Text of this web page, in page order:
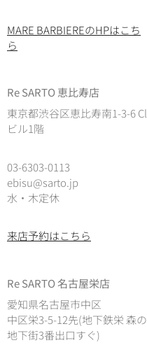
MARE BARBIEREのHPはこち
ら
Re SARTO 恵比寿店
東京都渋谷区恵比寿南1-3-6 Cl
ビル1階
03-6303-0113
ebisu@sarto.jp
水・木定休
来店予約はこちら
Re SARTO 名古屋栄店
愛知県名古屋市中区
中区栄3-5-12先(地下鉄栄 森の
地下街3番出口すぐ)